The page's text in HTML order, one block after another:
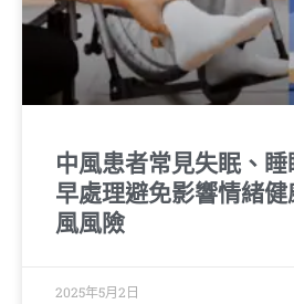
中風患者常見失眠、
早處理避免影響情緒
風風險
2025年5月2日